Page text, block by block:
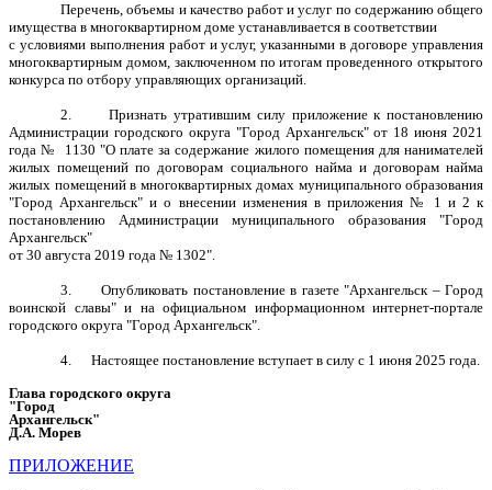
Перечень, объемы и качество работ и услуг по содержанию общего
имущества в многоквартирном доме устанавливается в соответствии
с условиями выполнения работ и услуг, указанными в договоре управления
многоквартирным домом, заключенном по итогам проведенного открытого
конкурса по отбору управляющих организаций.
2. Признать утратившим силу приложение к постановлению
Администрации городского округа "Город Архангельск" от 18 июня 2021
года № 1130 "О плате за содержание жилого помещения для нанимателей
жилых помещений по договорам социального найма и договорам найма
жилых помещений в многоквартирных домах муниципального образования
"Город Архангельск" и о внесении изменения в приложения № 1 и 2 к
постановлению Администрации муниципального образования "Город
Архангельск"
от 30 августа 2019 года № 1302".
3. Опубликовать постановление в газете "Архангельск – Город
воинской славы" и на официальном информационном интернет-портале
городского округа "Город Архангельск".
4. Настоящее постановление вступает в силу с 1 июня 2025 года.
Глава городского округа
"Город
Архангельск"
Д.А. Морев
ПРИЛОЖЕНИЕ